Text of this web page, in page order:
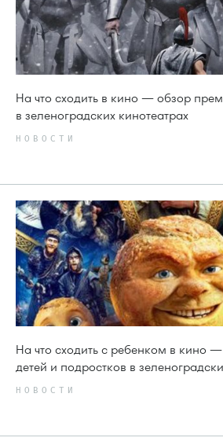
На что сходить в кино — обзор
в зеленоградских кинотеатрах
НОВОСТИ
На что сходить с ребенком в кино
детей и подростков в
НОВОСТИ